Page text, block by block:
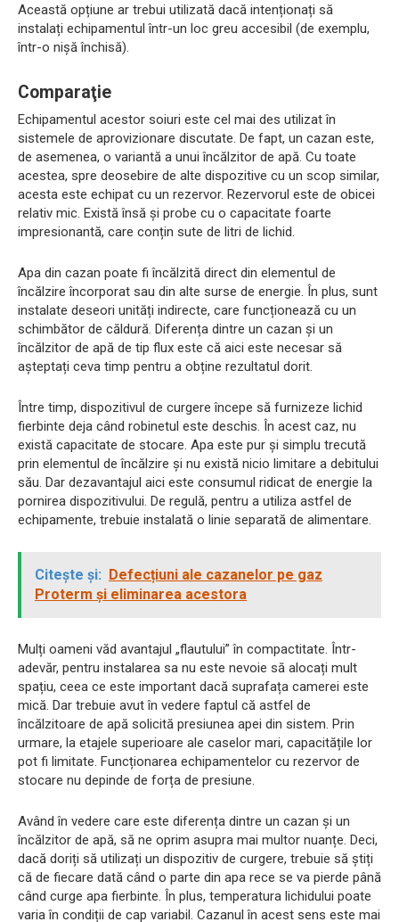
Această opțiune ar trebui utilizată dacă intenționați să
instalați echipamentul într-un loc greu accesibil (de exemplu,
într-o nișă închisă).
Comparaţie
Echipamentul acestor soiuri este cel mai des utilizat în
sistemele de aprovizionare discutate. De fapt, un cazan este,
de asemenea, o variantă a unui încălzitor de apă. Cu toate
acestea, spre deosebire de alte dispozitive cu un scop similar,
acesta este echipat cu un rezervor. Rezervorul este de obicei
relativ mic. Există însă și probe cu o capacitate foarte
impresionantă, care conțin sute de litri de lichid.
Apa din cazan poate fi încălzită direct din elementul de
încălzire încorporat sau din alte surse de energie. În plus, sunt
instalate deseori unități indirecte, care funcționează cu un
schimbător de căldură. Diferența dintre un cazan și un
încălzitor de apă de tip flux este că aici este necesar să
așteptați ceva timp pentru a obține rezultatul dorit.
Între timp, dispozitivul de curgere începe să furnizeze lichid
fierbinte deja când robinetul este deschis. În acest caz, nu
există capacitate de stocare. Apa este pur și simplu trecută
prin elementul de încălzire și nu există nicio limitare a debitului
său. Dar dezavantajul aici este consumul ridicat de energie la
pornirea dispozitivului. De regulă, pentru a utiliza astfel de
echipamente, trebuie instalată o linie separată de alimentare.
Citește și: Defecțiuni ale cazanelor pe gaz
Proterm și eliminarea acestora
Mulți oameni văd avantajul „flautului” în compactitate. Într-
adevăr, pentru instalarea sa nu este nevoie să alocați mult
spațiu, ceea ce este important dacă suprafața camerei este
mică. Dar trebuie avut în vedere faptul că astfel de
încălzitoare de apă solicită presiunea apei din sistem. Prin
urmare, la etajele superioare ale caselor mari, capacitățile lor
pot fi limitate. Funcționarea echipamentelor cu rezervor de
stocare nu depinde de forța de presiune.
Având în vedere care este diferența dintre un cazan și un
încălzitor de apă, să ne oprim asupra mai multor nuanțe. Deci,
dacă doriți să utilizați un dispozitiv de curgere, trebuie să știți
că de fiecare dată când o parte din apa rece se va pierde până
când curge apa fierbinte. În plus, temperatura lichidului poate
varia în condiții de cap variabil. Cazanul în acest sens este mai